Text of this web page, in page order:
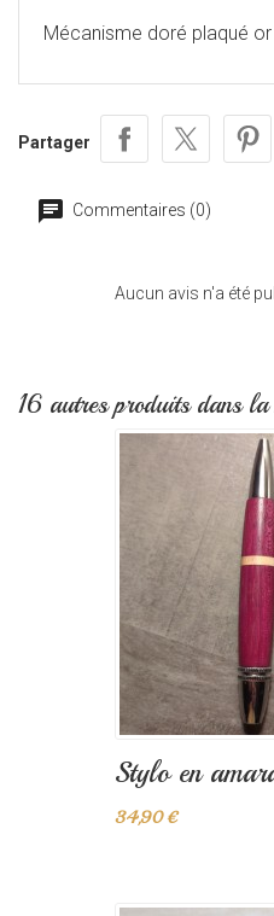
Mécanisme doré plaqué or
Partager
Commentaires (0)
Aucun avis n'a été
16 autres produits dans la
Stylo en
34,90 €